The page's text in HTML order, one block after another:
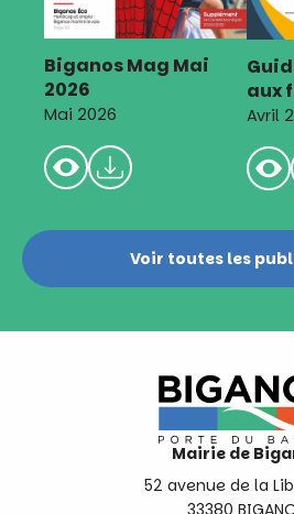
Biganos Mag Mai
2026
Mai 2026
aux
Avril
Voir toutes les
Mairie de
52 avenue de la